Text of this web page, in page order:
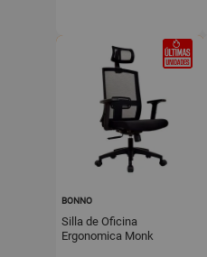
BONNO
Silla de Oficina
Ergonomica Monk